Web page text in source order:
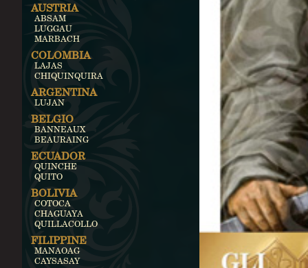
AUSTRIA
ABSAM
LUGGAU
MARBACH
COLOMBIA
LAJAS
CHIQUINQUIRA
ARGENTINA
LUJAN
BELGIO
BANNEAUX
BEAURAING
ECUADOR
QUINCHE
QUITO
BOLIVIA
COTOCA
CHAGUAYA
QUILLACOLLO
FILIPPINE
MANAOAG
CAYSASAY